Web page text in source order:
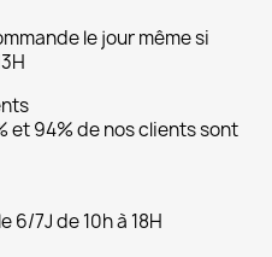
le jour même si
et 94% de nos clients sont
6/7J de 10h à 18H